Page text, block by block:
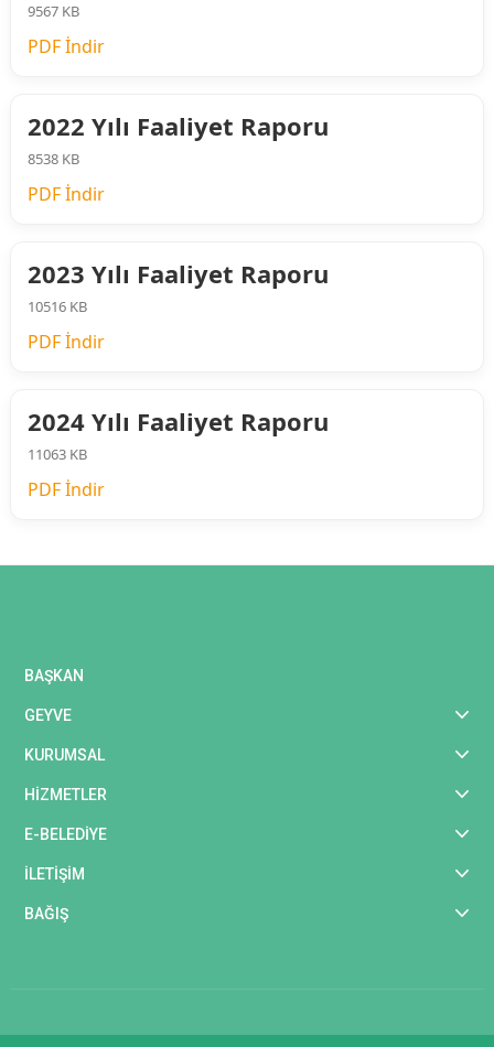
9567 KB
PDF İndir
2022 Yılı Faaliyet Raporu
8538 KB
PDF İndir
2023 Yılı Faaliyet Raporu
10516 KB
PDF İndir
2024 Yılı Faaliyet Raporu
11063 KB
PDF İndir
BAŞKAN
GEYVE
KURUMSAL
HİZMETLER
E-BELEDİYE
İLETİŞİM
BAĞIŞ